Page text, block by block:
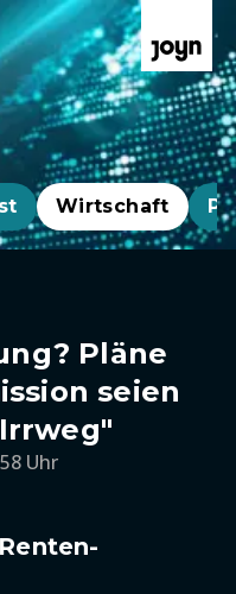
Wirtschaft
Pläne
seien
Uhr